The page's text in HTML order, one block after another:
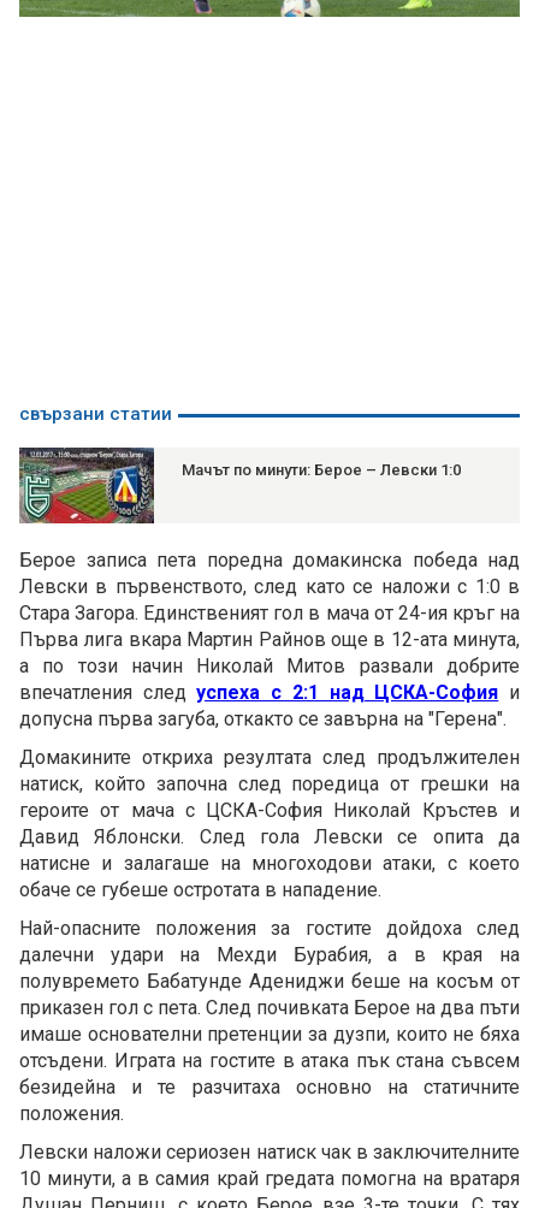
свързани статии
Мачът по минути: Берое – Левски 1:0
Берое записа пета поредна домакинска победа над
Левски в първенството, след като се наложи с 1:0 в
Стара Загора. Единственият гол в мача от 24-ия кръг на
Първа лига вкара Мартин Райнов още в 12-ата минута,
а по този начин Николай Митов развали добрите
впечатления следуспеха с 2:1 над ЦСКА-София и
допусна първа загуба, откакто се завърна на "Герена".
Домакините откриха резултата след продължителен
натиск, който започна след поредица от грешки на
героите от мача с ЦСКА-София Николай Кръстев и
Давид Яблонски. След гола Левски се опита да
натисне и залагаше на многоходови атаки, с което
обаче се губеше остротата в нападение.
Най-опасните положения за гостите дойдоха след
далечни удари на Мехди Бурабия, а в края на
полувремето Бабатунде Адениджи беше на косъм от
приказен гол с пета. След почивката Берое на два пъти
имаше основателни претенции за дузпи, които не бяха
отсъдени. Играта на гостите в атака пък стана съвсем
безидейна и те разчитаха основно на статичните
положения.
Левски наложи сериозен натиск чак в заключителните
10 минути, а в самия край гредата помогна на вратаря